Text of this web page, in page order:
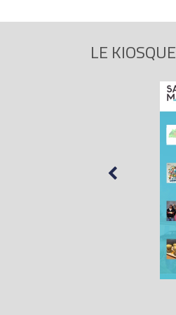
LE KIOSQUE